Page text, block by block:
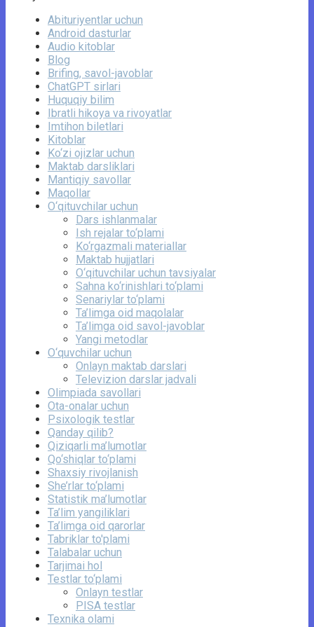
Abituriyentlar uchun
Android dasturlar
Audio kitoblar
Blog
Brifing, savol-javoblar
ChatGPT sirlari
Huquqiy bilim
Ibratli hikoya va rivoyatlar
Imtihon biletlari
Kitoblar
Ko‘zi ojizlar uchun
Maktab darsliklari
Mantiqiy savollar
Maqollar
O‘qituvchilar uchun
Dars ishlanmalar
Ish rejalar to‘plami
Ko‘rgazmali materiallar
Maktab hujjatlari
O‘qituvchilar uchun tavsiyalar
Sahna ko‘rinishlari to‘plami
Senariylar to‘plami
Ta’limga oid maqolalar
Ta’limga oid savol-javoblar
Yangi metodlar
O‘quvchilar uchun
Onlayn maktab darslari
Televizion darslar jadvali
Olimpiada savollari
Ota-onalar uchun
Psixologik testlar
Qanday qilib?
Qiziqarli ma’lumotlar
Qo‘shiqlar to‘plami
Shaxsiy rivojlanish
She’rlar to‘plami
Statistik ma’lumotlar
Ta’lim yangiliklari
Ta’limga oid qarorlar
Tabriklar to'plami
Talabalar uchun
Tarjimai hol
Testlar to‘plami
Onlayn testlar
PISA testlar
Texnika olami